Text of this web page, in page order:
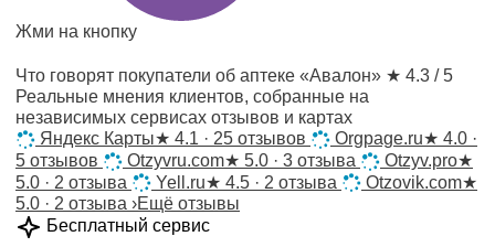
Жми на кнопку
Что говорят покупатели об аптеке «Авалон» ★ 4.3 / 5
Реальные мнения клиентов, собранные на
независимых сервисах отзывов и картах
Яндекс Карты★ 4.1 · 25 отзывов Orgpage.ru★ 4.0 ·
5 отзывов
Otzyvru.com★ 5.0 · 3 отзыва Otzyv.pro★
5.0 · 2 отзыва
Yell.ru★ 4.5 · 2 отзыва Otzovik.com★
5.0 · 2 отзыва ›Ещё отзывы
Бесплатный сервис